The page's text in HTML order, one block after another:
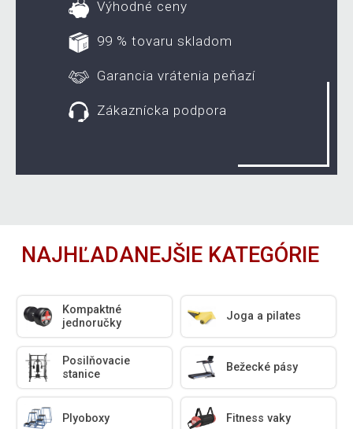
Výhodné ceny
99 % tovaru skladom
Garancia vrátenia peňazí
Zákaznícka podpora
NAJHĽADANEJŠIE KATEGÓRIE
Kompaktné
jednoručky
Joga a pilates
Posilňovacie
stanice
Bežecké pásy
Plyoboxy Fitness vaky